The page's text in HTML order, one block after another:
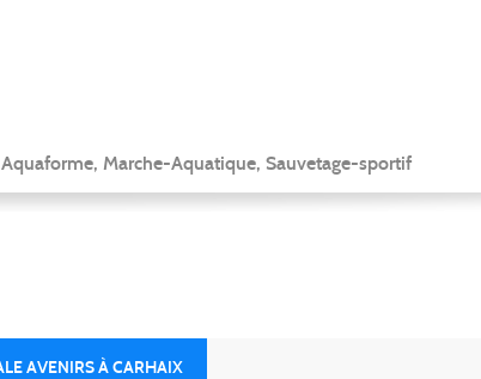
Marche-Aquatique, Sauvetage-sportif
AVENIRS À CARHAIX